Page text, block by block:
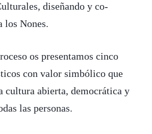
diseñando y co-
los Nones.
os presentamos cinco
con valor simbólico que
cultura abierta, democrática y
las personas.